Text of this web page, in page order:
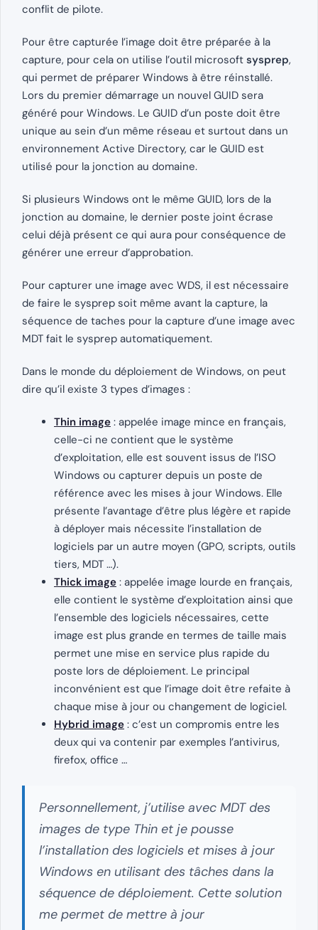
conflit de pilote.
Pour être capturée l’image doit être préparée à la
capture, pour cela on utilise l’outil microsoft sysprep,
qui permet de préparer Windows à être réinstallé.
Lors du premier démarrage un nouvel GUID sera
généré pour Windows. Le GUID d’un poste doit être
unique au sein d’un même réseau et surtout dans un
environnement Active Directory, car le GUID est
utilisé pour la jonction au domaine.
Si plusieurs Windows ont le même GUID, lors de la
jonction au domaine, le dernier poste joint écrase
celui déjà présent ce qui aura pour conséquence de
générer une erreur d’approbation.
Pour capturer une image avec WDS, il est nécessaire
de faire le sysprep soit même avant la capture, la
séquence de taches pour la capture d’une image avec
MDT fait le sysprep automatiquement.
Dans le monde du déploiement de Windows, on peut
dire qu’il existe 3 types d’images :
Thin image : appelée image mince en français,
celle-ci ne contient que le système
d’exploitation, elle est souvent issus de l’ISO
Windows ou capturer depuis un poste de
référence avec les mises à jour Windows. Elle
présente l’avantage d’être plus légère et rapide
à déployer mais nécessite l’installation de
logiciels par un autre moyen (GPO, scripts, outils
tiers, MDT …).
Thick image : appelée image lourde en français,
elle contient le système d’exploitation ainsi que
l’ensemble des logiciels nécessaires, cette
image est plus grande en termes de taille mais
permet une mise en service plus rapide du
poste lors de déploiement. Le principal
inconvénient est que l’image doit être refaite à
chaque mise à jour ou changement de logiciel.
Hybrid image : c’est un compromis entre les
deux qui va contenir par exemples l’antivirus,
firefox, office …
Personnellement, j’utilise avec MDT des
images de type Thin et je pousse
l’installation des logiciels et mises à jour
Windows en utilisant des tâches dans la
séquence de déploiement. Cette solution
me permet de mettre à jour